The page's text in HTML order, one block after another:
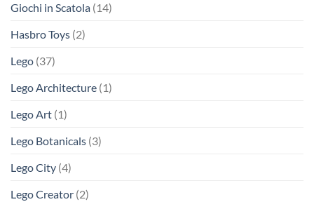
Giochi in Scatola (14)
Hasbro Toys (2)
Lego (37)
Lego Architecture (1)
Lego Art (1)
Lego Botanicals (3)
Lego City (4)
Lego Creator (2)